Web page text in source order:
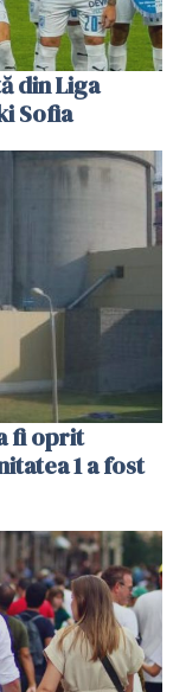
din Liga
Sofia
fi oprit
1 a fost